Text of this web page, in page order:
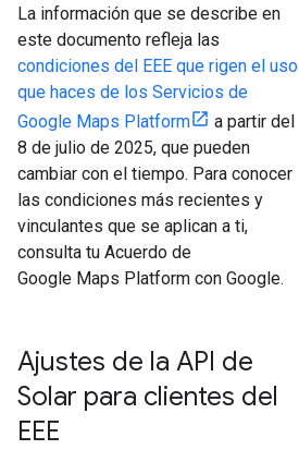
La información que se describe en
este documento refleja las
condiciones del EEE que rigen el uso
que haces de los Servicios de
Google Maps Platform
a partir del
8 de julio de 2025, que pueden
cambiar con el tiempo. Para conocer
las condiciones más recientes y
vinculantes que se aplican a ti,
consulta tu Acuerdo de
Google Maps Platform con Google.
Ajustes de la API de
Solar para clientes del
EEE